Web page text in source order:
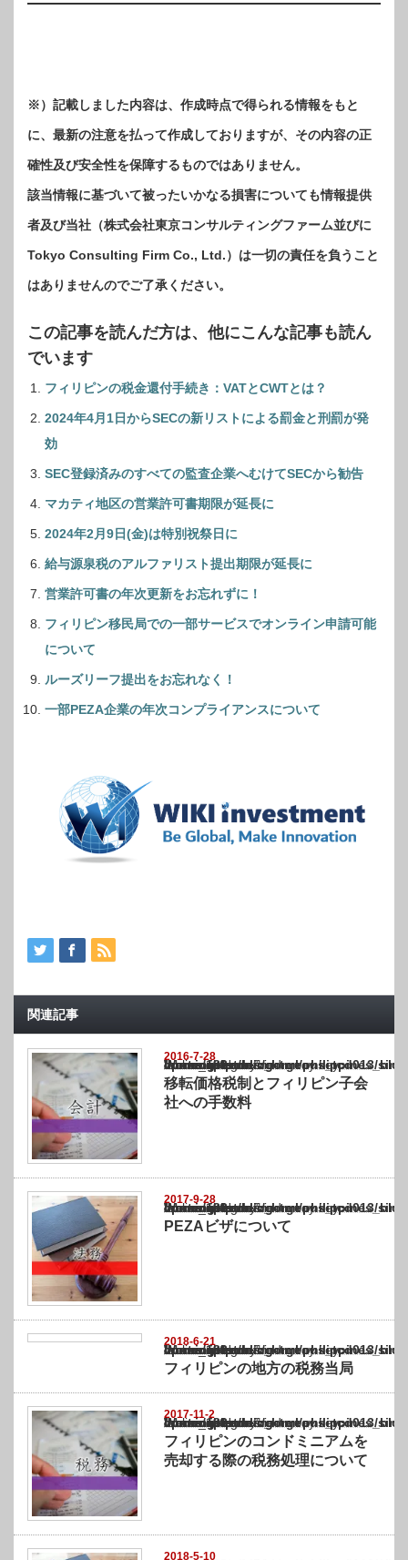
※）記載しました内容は、作成時点で得られる情報をもと
に、最新の注意を払って作成しておりますが、その内容の正
確性及び安全性を保障するものではありません。
該当情報に基づいて被ったいかなる損害についても情報提供
者及び当社（株式会社東京コンサルティングファーム並びに
Tokyo Consulting Firm Co., Ltd.）は一切の責任を負うこと
はありませんのでご了承ください。
この記事を読んだ方は、他にこんな記事も読ん
でいます
フィリピンの税金還付手続き：VATとCWTとは？
2024年4月1日からSECの新リストによる罰金と刑罰が発
効
SEC登録済みのすべての監査企業へむけてSECから勧告
マカティ地区の営業許可書期限が延長に
2024年2月9日(金)は特別祝祭日に
給与源泉税のアルファリスト提出期限が延長に
営業許可書の年次更新をお忘れずに！
フィリピン移民局での一部サービスでオンライン申請可能
について
ルーズリーフ提出をお忘れなく！
一部PEZA企業の年次コンプライアンスについて
関連記事
2016-7-28
Warning
: Undefined array key "show_category" in
/home/netst/kuno-cpa.co.jp/public_html/philippines_blog/wp-content/themes/
on line183
移転価格税制とフィリピン子会
社への手数料
2017-9-28
Warning
: Undefined array key "show_category" in
/home/netst/kuno-cpa.co.jp/public_html/philippines_blog/wp-content/themes/
on line183
PEZAビザについて
2018-6-21
Warning
: Undefined array key "show_category" in
/home/netst/kuno-cpa.co.jp/public_html/philippines_blog/wp-content/themes/
on line183
フィリピンの地方の税務当局
2017-11-2
Warning
: Undefined array key "show_category" in
/home/netst/kuno-cpa.co.jp/public_html/philippines_blog/wp-content/themes/
on line183
フィリピンのコンドミニアムを
売却する際の税務処理について
2018-5-10